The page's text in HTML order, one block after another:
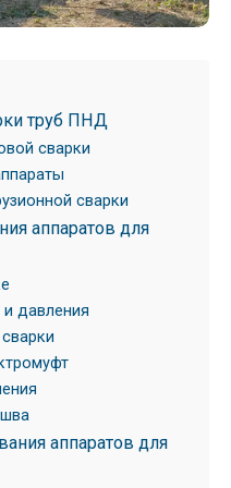
труб ПНД
сварки
сварки
аппаратов для
давления
аппаратов для